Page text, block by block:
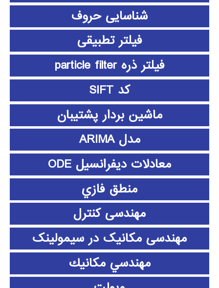
شناسایی حروف
فیلتر تطبیقی
فیلتر ذره particle filter
کد SIFT
ماشین بردار پشتیبان
مدل ARIMA
معادلات دیفرانسیل ODE
منطق فازي
مهندسی کنترل
مهندسی مکانیک در سیمولینک
مهندسي مكانيك